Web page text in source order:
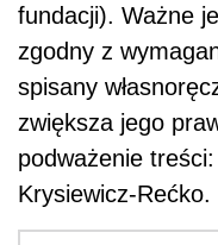
fundacji). Ważne
zgodny z
spisany
zwiększa jego
podważenie
Krysiewicz-Rećko.